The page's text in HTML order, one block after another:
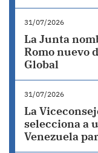
31/07/2026
La Junta
Romo nuevo
Global
31/07/2026
La
selecciona a
Venezuela